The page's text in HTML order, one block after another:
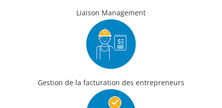
Liaison Management
Gestion de la facturation des entrepreneurs